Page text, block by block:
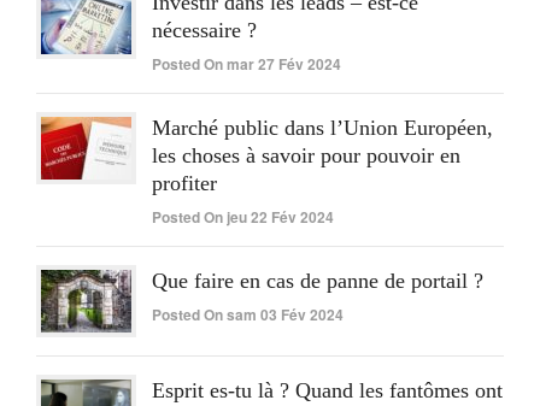
nécessaire ?
Posted On mar 27 Fév 2024
Marché public dans l’Union Européen,
les choses à savoir pour pouvoir en
profiter
Posted On jeu 22 Fév 2024
Que faire en cas de panne de portail ?
Posted On sam 03 Fév 2024
Esprit es-tu là ? Quand les fantômes ont